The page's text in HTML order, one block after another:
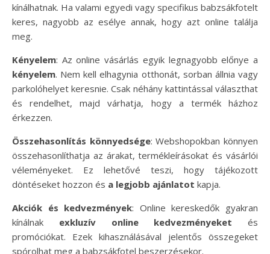
kínálhatnak. Ha valami egyedi vagy specifikus babzsákfotelt
keres, nagyobb az esélye annak, hogy azt online találja
meg.
Kényelem: Az online vásárlás egyik legnagyobb előnye a
kényelem. Nem kell elhagynia otthonát, sorban állnia vagy
parkolóhelyet keresnie. Csak néhány kattintással választhat
és rendelhet, majd várhatja, hogy a termék házhoz
érkezzen.
Összehasonlítás könnyedsége: Webshopokban könnyen
összehasonlíthatja az árakat, termékleírásokat és vásárlói
véleményeket. Ez lehetővé teszi, hogy tájékozott
döntéseket hozzon és a legjobb ajánlatot kapja.
Akciók és kedvezmények: Online kereskedők gyakran
kínálnak exkluzív online kedvezményeket és
promóciókat. Ezek kihasználásával jelentős összegeket
spórolhat meg a babzsákfotel beszerzésekor.